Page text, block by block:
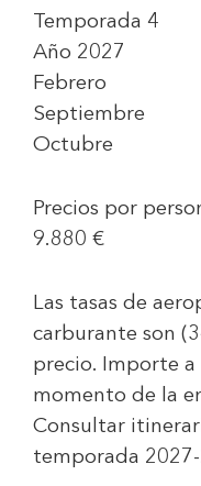
Temporada 4
Año 2027
Febrero
Septiembre
Octubre
Precios por
9.880 €
Las tasas de
carburante son (
precio. Importe a
momento de la
Consultar
temporada